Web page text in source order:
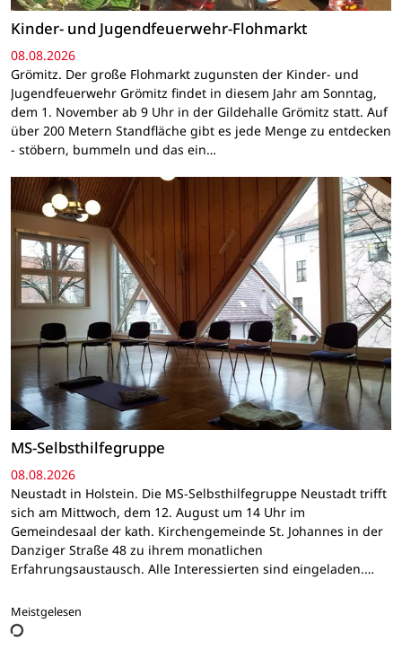
Kinder- und Jugendfeuerwehr-Flohmarkt
08.08.2026
Grömitz. Der große Flohmarkt zugunsten der Kinder- und
Jugendfeuerwehr Grömitz findet in diesem Jahr am Sonntag,
dem 1. November ab 9 Uhr in der Gildehalle Grömitz statt. Auf
über 200 Metern Standfläche gibt es jede Menge zu entdecken
- stöbern, bummeln und das ein…
MS-Selbsthilfegruppe
08.08.2026
Neustadt in Holstein. Die MS-Selbsthilfegruppe Neustadt trifft
sich am Mittwoch, dem 12. August um 14 Uhr im
Gemeindesaal der kath. Kirchengemeinde St. Johannes in der
Danziger Straße 48 zu ihrem monatlichen
Erfahrungsaustausch. Alle Interessierten sind eingeladen.…
Meistgelesen